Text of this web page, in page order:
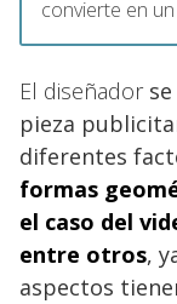
convierte en
El diseñadorse
pieza
diferentes
formas
el caso del
entre otros,
aspectos